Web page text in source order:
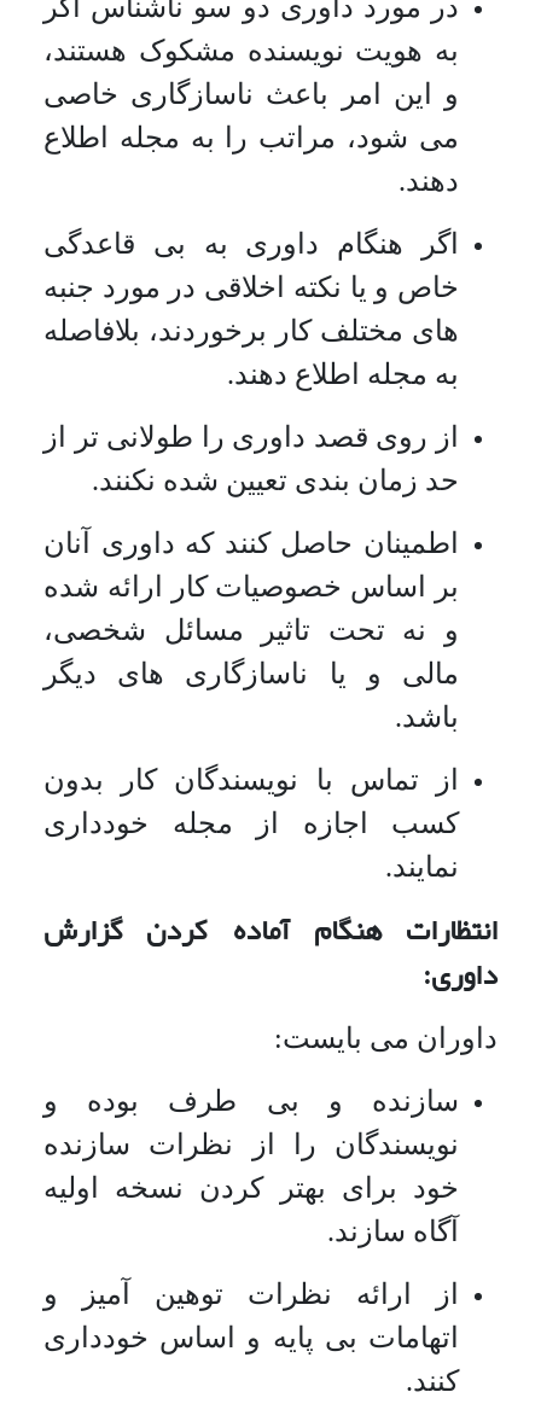
در مورد داوری دو سو ناشناس اگر
به هویت نویسنده مشکوک هستند،
و این امر باعث ناسازگاری خاصی
می شود، مراتب را به مجله اطلاع
دهند.
اگر هنگام داوری به بی قاعدگی
خاص و یا نکته اخلاقی در مورد جنبه
های مختلف کار برخوردند، بلافاصله
به مجله اطلاع دهند.
از روی قصد داوری را طولانی تر از
حد زمان بندی تعیین شده نکنند.
اطمینان حاصل کنند که داوری آنان
بر اساس خصوصیات کار ارائه شده
و نه تحت تاثیر مسائل شخصی،
مالی و یا ناسازگاری های دیگر
باشد.
از تماس با نویسندگان کار بدون
کسب اجازه از مجله خودداری
نمایند.
انتظارات هنگام آماده کردن گزارش
داوری:
داوران می بایست:
سازنده و بی طرف بوده و
نویسندگان را از نظرات سازنده
خود برای بهتر کردن نسخه اولیه
آگاه سازند.
از ارائه نظرات توهین آمیز و
اتهامات بی پایه و اساس خودداری
کنند.